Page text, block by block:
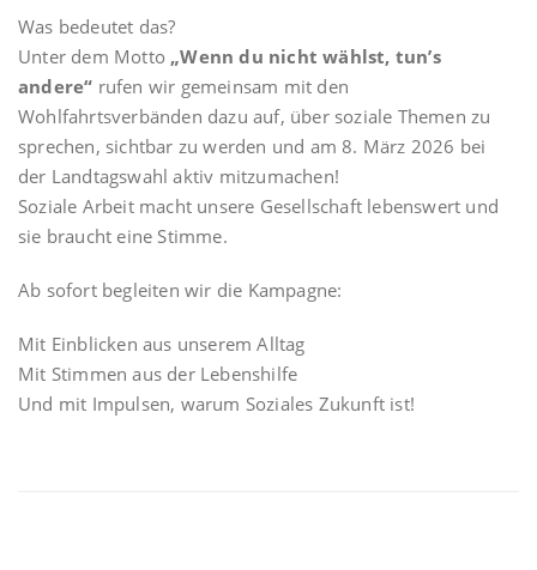
Was bedeutet das?
Unter dem Motto „Wenn du nicht wählst, tun’s
andere“ rufen wir gemeinsam mit den
Wohlfahrtsverbänden dazu auf, über soziale Themen zu
sprechen, sichtbar zu werden und am 8. März 2026 bei
der Landtagswahl aktiv mitzumachen!
Soziale Arbeit macht unsere Gesellschaft lebenswert und
sie braucht eine Stimme.
Ab sofort begleiten wir die Kampagne:
Mit Einblicken aus unserem Alltag
Mit Stimmen aus der Lebenshilfe
Und mit Impulsen, warum Soziales Zukunft ist!